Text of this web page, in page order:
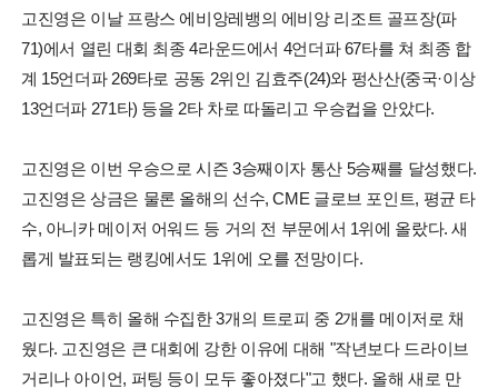
고진영은 이날 프랑스 에비앙레뱅의 에비앙 리조트 골프장(파
71)에서 열린 대회 최종 4라운드에서 4언더파 67타를 쳐 최종 합
계 15언더파 269타로 공동 2위인 김효주(24)와 펑산산(중국·이상
13언더파 271타) 등을 2타 차로 따돌리고 우승컵을 안았다.
고진영은 이번 우승으로 시즌 3승째이자 통산 5승째를 달성했다.
고진영은 상금은 물론 올해의 선수, CME 글로브 포인트, 평균 타
수, 아니카 메이저 어워드 등 거의 전 부문에서 1위에 올랐다. 새
롭게 발표되는 랭킹에서도 1위에 오를 전망이다.
고진영은 특히 올해 수집한 3개의 트로피 중 2개를 메이저로 채
웠다. 고진영은 큰 대회에 강한 이유에 대해 "작년보다 드라이브
거리나 아이언, 퍼팅 등이 모두 좋아졌다"고 했다. 올해 새로 만